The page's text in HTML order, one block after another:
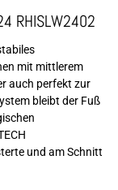
RHISLW2402
mit mittlerem
auch perfekt zur
bleibt der Fuß
und am Schnitt